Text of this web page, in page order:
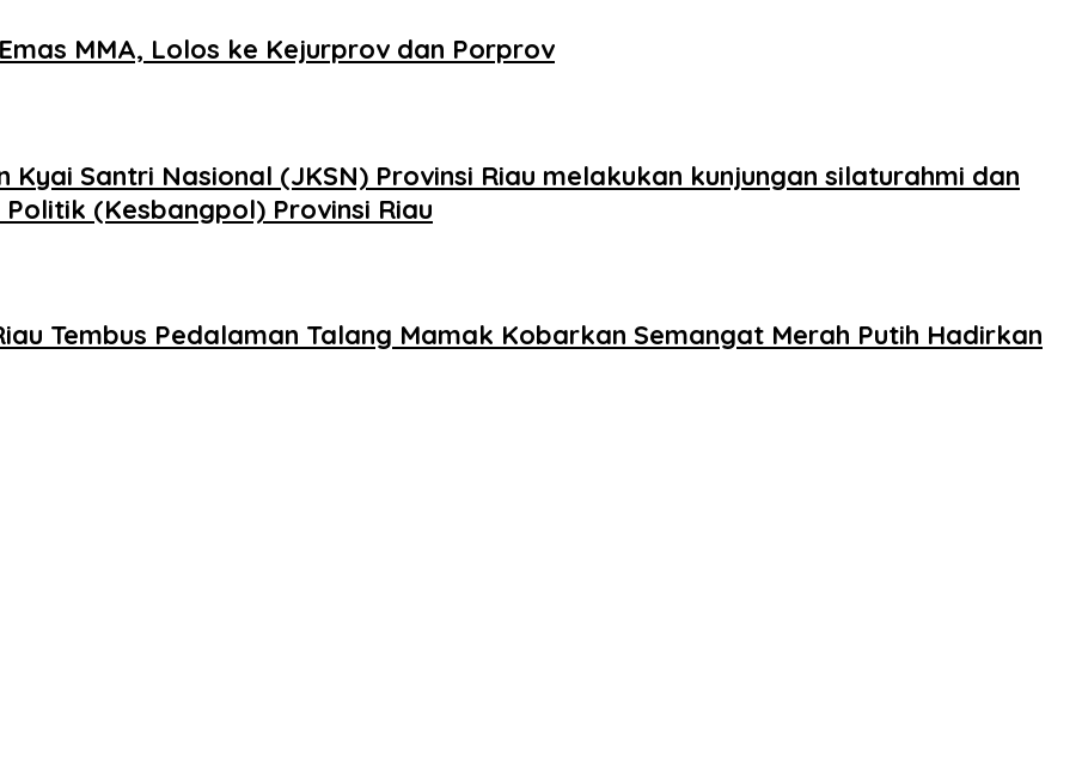
MMA, Lolos ke Kejurprov dan Porprov
Kyai Santri Nasional (JKSN) Provinsi Riau melakukan kunjungan silaturahmi dan
(Kesbangpol) Provinsi Riau
Tembus Pedalaman Talang Mamak Kobarkan Semangat Merah Putih Hadirkan